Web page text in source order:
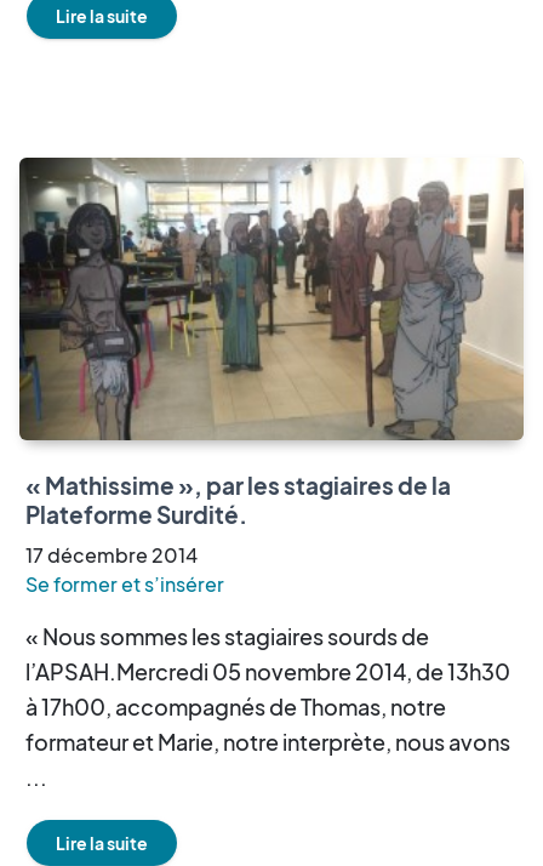
Lire la suite
« Mathissime », par les stagiaires de la
Plateforme Surdité.
17décembre 2014
Se former et s’insérer
« Nous sommes les stagiaires sourds de
l’APSAH.Mercredi 05 novembre 2014, de 13h30
à 17h00, accompagnés de Thomas, notre
formateur et Marie, notre interprète, nous avons
...
Lire la suite